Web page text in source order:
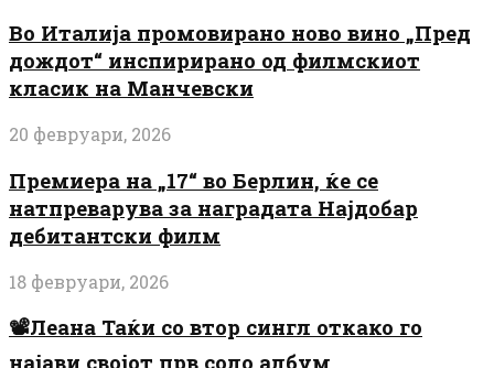
Во Италија промовирано ново вино „Пред
дождот“ инспирирано од филмскиот
класик на Манчевски
20 февруари, 2026
Премиера на „17“ во Берлин, ќе се
натпреварува за наградата Најдобар
дебитантски филм
18 февруари, 2026
📽️Леана Таќи со втор сингл откако го
најави својот прв соло албум